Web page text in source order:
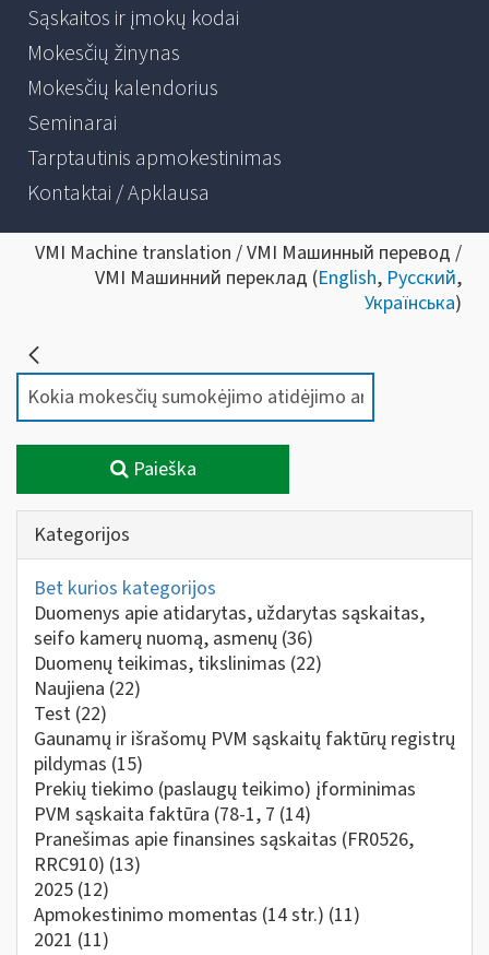
Sąskaitos ir įmokų kodai
Mokesčių žinynas
Mokesčių kalendorius
Seminarai
Tarptautinis apmokestinimas
Kontaktai / Apklausa
VMI Machine translation / VMI Машинный перевод /
VMI Машинний переклад (English, Русский,
Українська)
Paieška
Kategorijos
Bet kurios kategorijos
Duomenys apie atidarytas, uždarytas sąskaitas,
seifo kamerų nuomą, asmenų (36)
Duomenų teikimas, tikslinimas (22)
Naujiena (22)
Test (22)
Gaunamų ir išrašomų PVM sąskaitų faktūrų registrų
pildymas (15)
Prekių tiekimo (paslaugų teikimo) įforminimas
PVM sąskaita faktūra (78-1, 7 (14)
Pranešimas apie finansines sąskaitas (FR0526,
RRC910) (13)
2025 (12)
Apmokestinimo momentas (14 str.) (11)
2021 (11)